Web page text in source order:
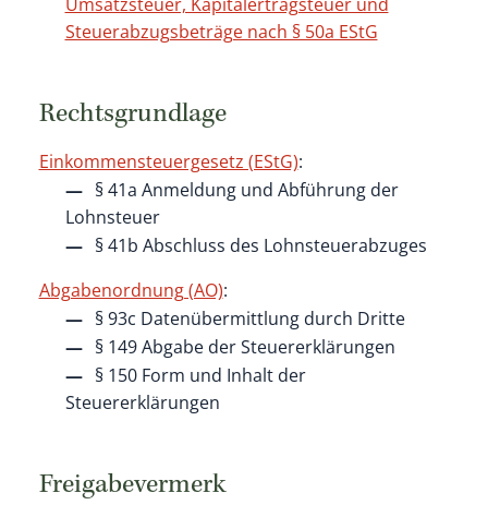
Steuerabzugsbeträge nach § 50a EStG
Rechtsgrundlage
Einkommensteuergesetz (EStG):
§ 41a Anmeldung und Abführung der
Lohnsteuer
§ 41b Abschluss des Lohnsteuerabzuges
Abgabenordnung (AO):
§ 93c Datenübermittlung durch Dritte
§ 149 Abgabe der Steuererklärungen
§ 150 Form und Inhalt der
Steuererklärungen
Freigabevermerk